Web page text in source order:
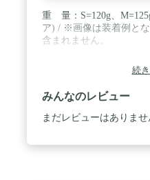
重 量：S=120g、
ア) / ※画像は装着例と
含まれません。
続
みんなのレビュー
まだレビューはありませ